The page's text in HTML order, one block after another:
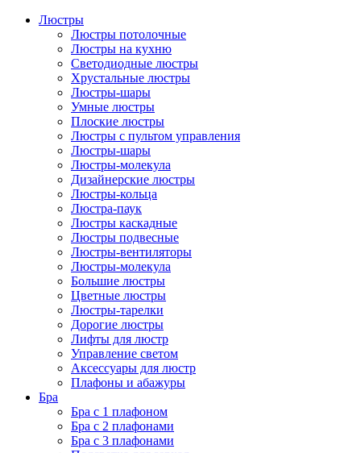
Люстры
Люстры потолочные
Люстры на кухню
Светодиодные люстры
Хрустальные люстры
Люстры-шары
Умные люстры
Плоские люстры
Люстры с пультом управления
Люстры-шары
Люстры-молекула
Дизайнерские люстры
Люстры-кольца
Люстра-паук
Люстры каскадные
Люстры подвесные
Люстры-вентиляторы
Люстры-молекула
Большие люстры
Цветные люстры
Люстры-тарелки
Дорогие люстры
Лифты для люстр
Управление светом
Аксессуары для люстр
Плафоны и абажуры
Бра
Бра с 1 плафоном
Бра с 2 плафонами
Бра с 3 плафонами